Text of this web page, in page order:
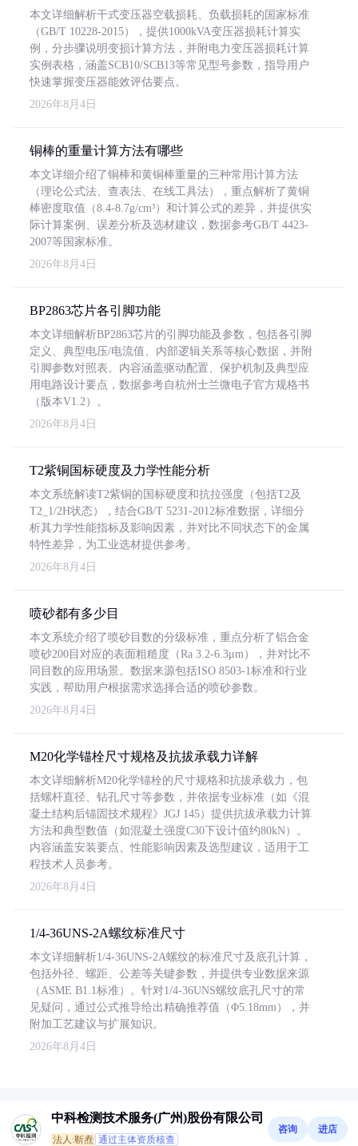
本文详细解析干式变压器空载损耗、负载损耗的国家标准
（GB/T 10228-2015），提供1000kVA变压器损耗计算实
例，分步骤说明变损计算方法，并附电力变压器损耗计算
实例表格，涵盖SCB10/SCB13等常见型号参数，指导用户
快速掌握变压器能效评估要点。
2026年8月4日
铜棒的重量计算方法有哪些
本文详细介绍了铜棒和黄铜棒重量的三种常用计算方法
（理论公式法、查表法、在线工具法），重点解析了黄铜
棒密度取值（8.4-8.7g/cm³）和计算公式的差异，并提供实
际计算案例、误差分析及选材建议，数据参考GB/T 4423-
2007等国家标准。
2026年8月4日
BP2863芯片各引脚功能
本文详细解析BP2863芯片的引脚功能及参数，包括各引脚
定义、典型电压/电流值、内部逻辑关系等核心数据，并附
引脚参数对照表。内容涵盖驱动配置、保护机制及典型应
用电路设计要点，数据参考自杭州士兰微电子官方规格书
（版本V1.2）。
2026年8月4日
T2紫铜国标硬度及力学性能分析
本文系统解读T2紫铜的国标硬度和抗拉强度（包括T2及
T2_1/2H状态），结合GB/T 5231-2012标准数据，详细分
析其力学性能指标及影响因素，并对比不同状态下的金属
特性差异，为工业选材提供参考。
2026年8月4日
喷砂都有多少目
本文系统介绍了喷砂目数的分级标准，重点分析了铝合金
喷砂200目对应的表面粗糙度（Ra 3.2-6.3μm），并对比不
同目数的应用场景。数据来源包括ISO 8503-1标准和行业
实践，帮助用户根据需求选择合适的喷砂参数。
2026年8月4日
M20化学锚栓尺寸规格及抗拔承载力详解
本文详细解析M20化学锚栓的尺寸规格和抗拔承载力，包
括螺杆直径、钻孔尺寸等参数，并依据专业标准（如《混
凝土结构后锚固技术规程》JGJ 145）提供抗拔承载力计算
方法和典型数值（如混凝土强度C30下设计值约80kN）。
内容涵盖安装要点、性能影响因素及选型建议，适用于工
程技术人员参考。
2026年8月4日
1/4-36UNS-2A螺纹标准尺寸
本文详细解析1/4-36UNS-2A螺纹的标准尺寸及底孔计算，
包括外径、螺距、公差等关键参数，并提供专业数据来源
（ASME B1.1标准）。针对1/4-36UNS螺纹底孔尺寸的常
见疑问，通过公式推导给出精确推荐值（Φ5.18mm），并
附加工艺建议与扩展知识。
2026年8月4日
中科检测技术服务(广州)股份有限公司
法人:靳焘 通过主体资质核查
咨询 进店